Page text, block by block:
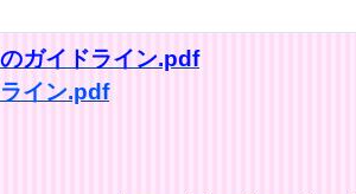
ガイドライン.pdf
イン.pdf